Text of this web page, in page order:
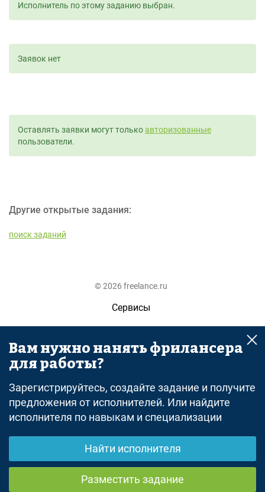
Исполнитель по этому заданию выбран.
Заявок нет
Оставлять заявки могут толькоавторизованные
пользователи.
Другие открытые задания:
поиск заданий
© 2026 freelance.ru
Сервисы
Помощь
Поиск
Оферта
Политика конфиденциальности
Дисклеймер о ЗоЗПП
Отказ от ответственности
Вам нужно нанять фрилансера
для работы?
Зарегистрируйтесь, создайте задание и получите
предложения от исполнителей. Или найдите
исполнителя по навыкам и специализации
Найти исполнителя
Разместить задание